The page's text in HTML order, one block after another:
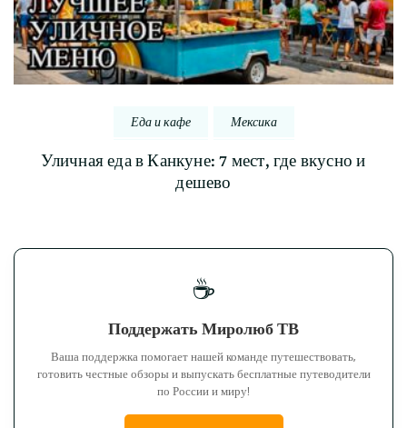
Еда и кафе Мексика
Уличная еда в Канкуне: 7 мест, где вкусно и
дешево
☕
Поддержать Миролюб ТВ
Ваша поддержка помогает нашей команде путешествовать,
готовить честные обзоры и выпускать бесплатные путеводители
по России и миру!